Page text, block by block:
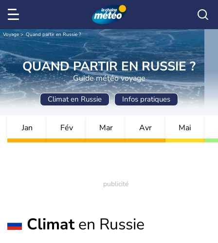
Voyage Quand partir en Russie ?
QUAND PARTIR EN RUSSIE ?
Guide météo voyage
Climat en Russie Infos pratiques
Jan Fév Mar Avr Mai
Climaten Russie